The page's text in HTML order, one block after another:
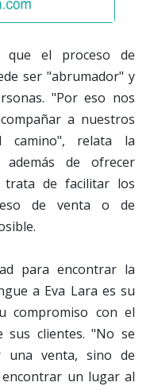
que el proceso de
ser "abrumador" y
"Por eso nos
a nuestros
camino", relata la
además de ofrecer
trata de facilitar los
de venta o de
para encontrar la
a Eva Lara es su
compromiso con el
sus clientes. "No se
una venta, sino de
un lugar al